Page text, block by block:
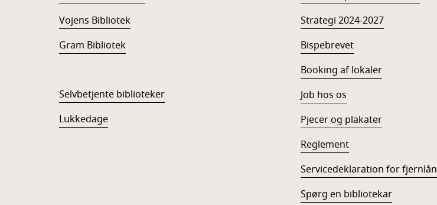
Vojens Bibliotek
Gram Bibliotek
Selvbetjente biblioteker
Lukkedage
Strategi 2024-2027
Bispebrevet
Booking af lokaler
Job hos os
Pjecer og plakater
Reglement
Servicedeklaration for fjernlån
Spørg en bibliotekar